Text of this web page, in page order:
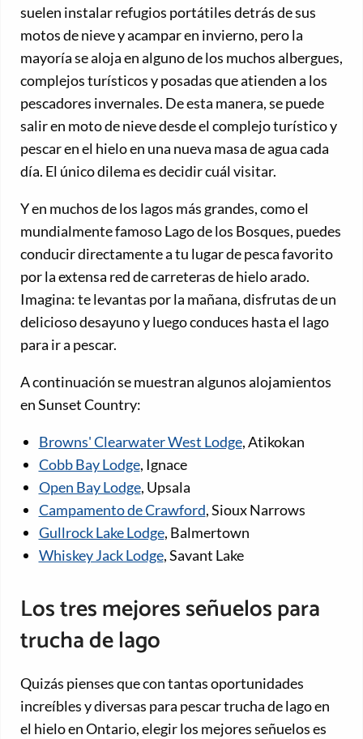
suelen instalar refugios portátiles detrás de sus
motos de nieve y acampar en invierno, pero la
mayoría se aloja en alguno de los muchos albergues,
complejos turísticos y posadas que atienden a los
pescadores invernales. De esta manera, se puede
salir en moto de nieve desde el complejo turístico y
pescar en el hielo en una nueva masa de agua cada
día. El único dilema es decidir cuál visitar.
Y en muchos de los lagos más grandes, como el
mundialmente famoso Lago de los Bosques, puedes
conducir directamente a tu lugar de pesca favorito
por la extensa red de carreteras de hielo arado.
Imagina: te levantas por la mañana, disfrutas de un
delicioso desayuno y luego conduces hasta el lago
para ir a pescar.
A continuación se muestran algunos alojamientos
en Sunset Country:
Browns' Clearwater West Lodge, Atikokan
Cobb Bay Lodge, Ignace
Open Bay Lodge, Upsala
Campamento de Crawford, Sioux Narrows
Gullrock Lake Lodge, Balmertown
Whiskey Jack Lodge, Savant Lake
Los tres mejores señuelos para
trucha de lago
Quizás pienses que con tantas oportunidades
increíbles y diversas para pescar trucha de lago en
el hielo en Ontario, elegir los mejores señuelos es